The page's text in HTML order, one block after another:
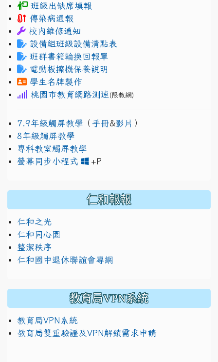
班級出缺席填報
傳染病通報
校內維修通知
設備組班級設備清點表
班群書箱輪換回報單
電動板擦機保養說明
學生名牌製作
桃園市教育網路測速 (限教網)
7.9年級觸屏教學 （ 手冊&影片 ）
8年級觸屏教學
專科教室觸屏教學
螢幕同步小程式
+P
仁和報報
仁和之光
仁和同心園
整潔秩序
仁和國中退休聯誼會專網
教育局VPN系統
教育局VPN系統
教育局雙重驗證及VPN解鎖需求申請